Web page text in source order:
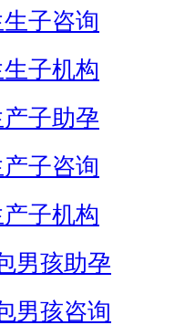
子咨询
子机构
子助孕
子咨询
子机构
男孩助孕
男孩咨询